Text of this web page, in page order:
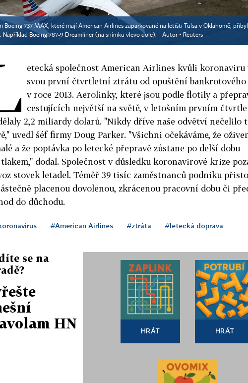
Boeing 737 MAX, které mají American Airlines zaparkované na letišti Tulsa v Oklahomě,
Například Boeing 787-9 Dreamliner (na snímku vlevo dole).
Autor ▪ Reuters
etecká společnost American Airlines kvůli koronaviru
svou první čtvrtletní ztrátu od opuštění bankrotového
v roce 2013. Aerolinky, které jsou podle flotily a
cestujících největší na světě, v letošním prvním
2,2 miliardy dolarů. "Nikdy dříve naše odvětví nečelilo
uvedl šéf firmy Doug Parker. "Všichni očekáváme, že
a že poptávka po letecké přepravě zůstane po delší dobu
dodal. Společnost v důsledku koronavirové krize
stovek letadel. Téměř 39 tisíc zaměstnanců podniku
placenou dovolenou, zkrácenou pracovní dobu či
do důchodu.
#American Airlines #ztráta #letecká doprava
se na
HN
HRÁT HRÁT